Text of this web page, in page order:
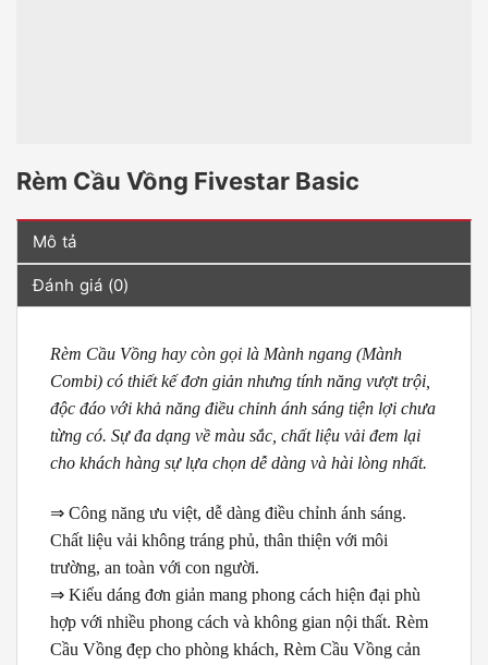
Rèm Cầu Vồng Fivestar Basic
Mô tả
Đánh giá (0)
Rèm Cầu Vồng hay còn gọi là Mành ngang (Mành
Combi) có thiết kế đơn giản nhưng tính năng vượt trội,
độc đáo với khả năng điều chỉnh ánh sáng tiện lợi chưa
từng có. Sự đa dạng về màu sắc, chất liệu vải đem lại
cho khách hàng sự lựa chọn dễ dàng và hài lòng nhất.
⇒ Công năng ưu việt, dễ dàng điều chỉnh ánh sáng.
Chất liệu vải không tráng phủ, thân thiện với môi
trường, an toàn với con người.
⇒ Kiểu dáng đơn giản mang phong cách hiện đại phù
hợp với nhiều phong cách và không gian nội thất. Rèm
Cầu Vồng đẹp cho phòng khách, Rèm Cầu Vồng cản